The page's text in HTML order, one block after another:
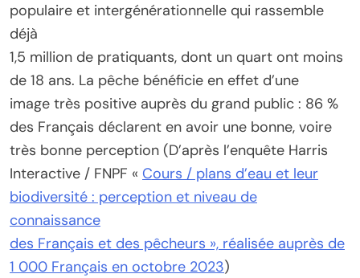
populaire et intergénérationnelle qui rassemble
déjà
1,5 million de pratiquants, dont un quart ont moins
de 18 ans. La pêche bénéficie en effet d’une
image très positive auprès du grand public : 86 %
des Français déclarent en avoir une bonne, voire
très bonne perception (D’après l’enquête Harris
Interactive / FNPF « Cours / plans d’eau et leur
biodiversité : perception et niveau de
connaissance
des Français et des pêcheurs », réalisée auprès de
1 000 Français en octobre 2023)